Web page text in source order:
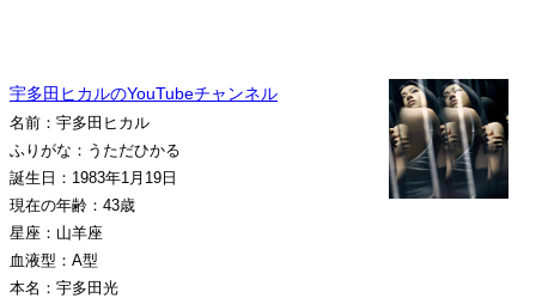
宇多田ヒカルのYouTubeチャンネル
名前：宇多田ヒカル
ふりがな：うただひかる
誕生日：1983年1月19日
現在の年齢：43歳
星座：山羊座
血液型：A型
本名：宇多田光